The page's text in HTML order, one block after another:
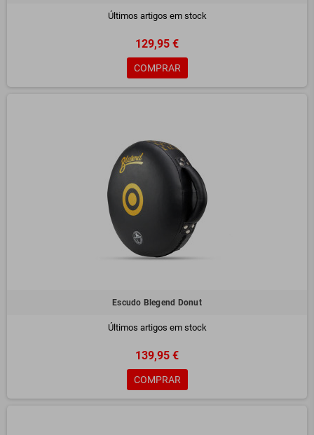
Últimos artigos em stock
129,95 €
COMPRAR
Escudo Blegend Donut
Últimos artigos em stock
139,95 €
COMPRAR